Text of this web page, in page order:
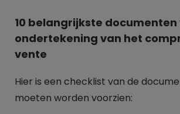
10 belangrijkste documenten
ondertekening van het
vente
Hier is een checklist van de
moeten worden voorzien: